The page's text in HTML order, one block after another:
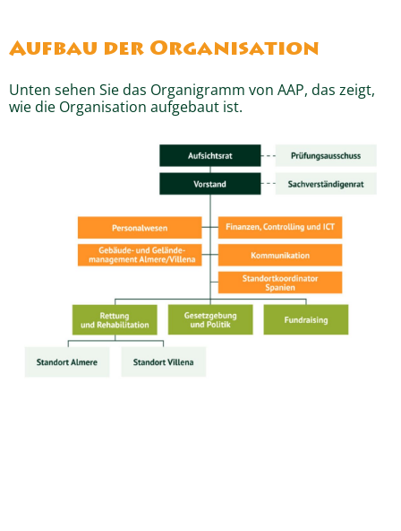
Aufbau der Organisation
Unten sehen Sie das Organigramm von AAP, das zeigt,
wie die Organisation aufgebaut ist.